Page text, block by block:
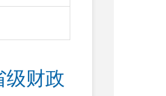
级财政